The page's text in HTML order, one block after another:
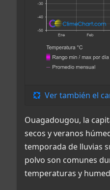
Ver también el
Ouagadougou, la
secos y veranos
temporada de lluvias
polvo son comunes
temperaturas y